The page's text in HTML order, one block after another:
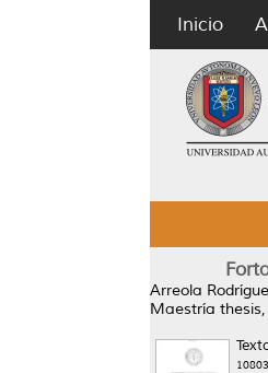
Inicio
Arreola
Maestría